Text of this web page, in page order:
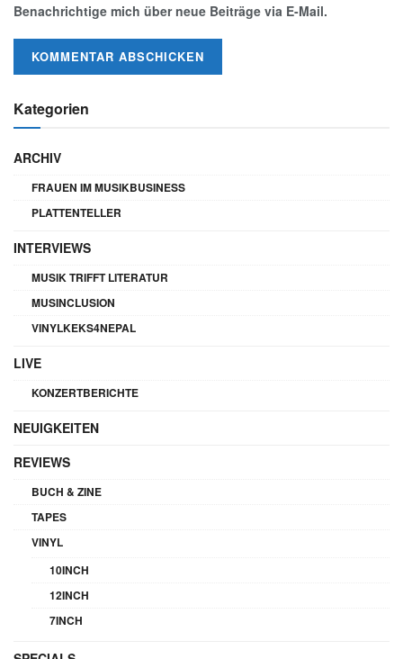
Benachrichtige mich über neue Beiträge via E-Mail.
Kategorien
ARCHIV
FRAUEN IM MUSIKBUSINESS
PLATTENTELLER
INTERVIEWS
MUSIK TRIFFT LITERATUR
MUSINCLUSION
VINYLKEKS4NEPAL
LIVE
KONZERTBERICHTE
NEUIGKEITEN
REVIEWS
BUCH & ZINE
TAPES
VINYL
10INCH
12INCH
7INCH